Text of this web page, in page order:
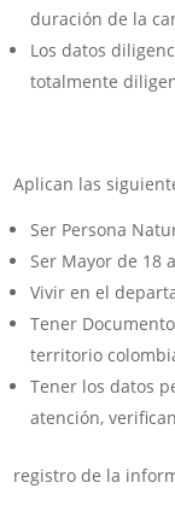
duración de la
Los datos
totalmente
Aplican las
Ser Persona
Ser Mayor de 18
Vivir en el
Tener
territorio
Tener los datos
atención,
registro de la